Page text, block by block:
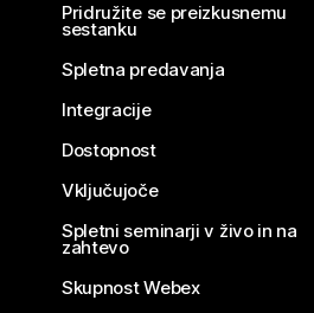
Pridružite se preizkusnemu
sestanku
Spletna predavanja
Integracije
Dostopnost
Vključujoče
Spletni seminarji v živo in na
zahtevo
Skupnost Webex